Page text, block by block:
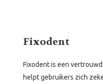
Fixodent
Fixodent is een
helpt gebruikers zich